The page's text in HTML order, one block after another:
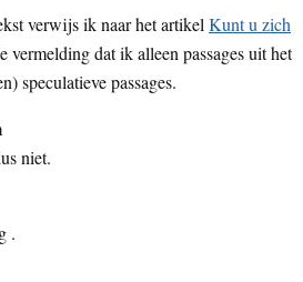
verwijs ik naar het artikel Kunt u zich
dat ik alleen passages uit het
speculatieve passages.
niet.
.